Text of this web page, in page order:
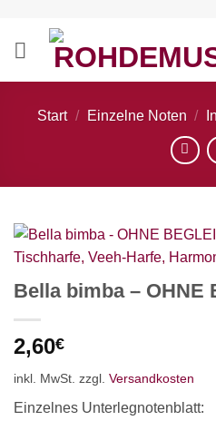
springen
Start / Einzelne Noten /
Bella bimba – OHNE
2,60€
inkl. MwSt. zzgl. Versandkosten
Einzelnes Unterlegnotenblatt: